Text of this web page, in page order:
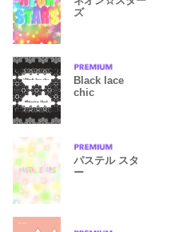
ズ
Black lace
chic
パステル スタ
ー